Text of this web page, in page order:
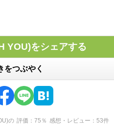
YOU)をシェアする
をつぶやく
の 評価 75 ％ 感想・レビュー 53件